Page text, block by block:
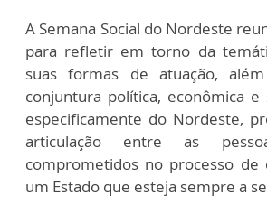
A Semana Social do Nordeste
para refletir em torno da
suas formas de atuação,
conjuntura política, econômica e
especificamente do Nordeste,
articulação entre as
comprometidos no processo de
um Estado que esteja sempre a